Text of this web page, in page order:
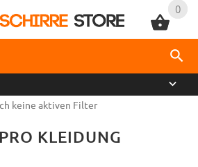
0
0
keine aktiven Filter
KLEIDUNG